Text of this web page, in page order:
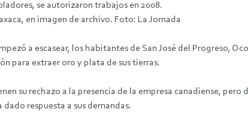
se autorizaron trabajos en 2008.
en imagen de archivo. Foto: La Jornada
a escasear, los habitantes de San José del Progreso,
para extraer oro y plata de sus tierras.
su rechazo a la presencia de la empresa canadiense,
respuesta a sus demandas.